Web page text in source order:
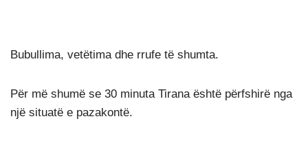
Bubullima, vetëtima dhe rrufe të shumta.
Për më shumë se 30 minuta Tirana është përfshirë nga
një situatë e pazakontë.